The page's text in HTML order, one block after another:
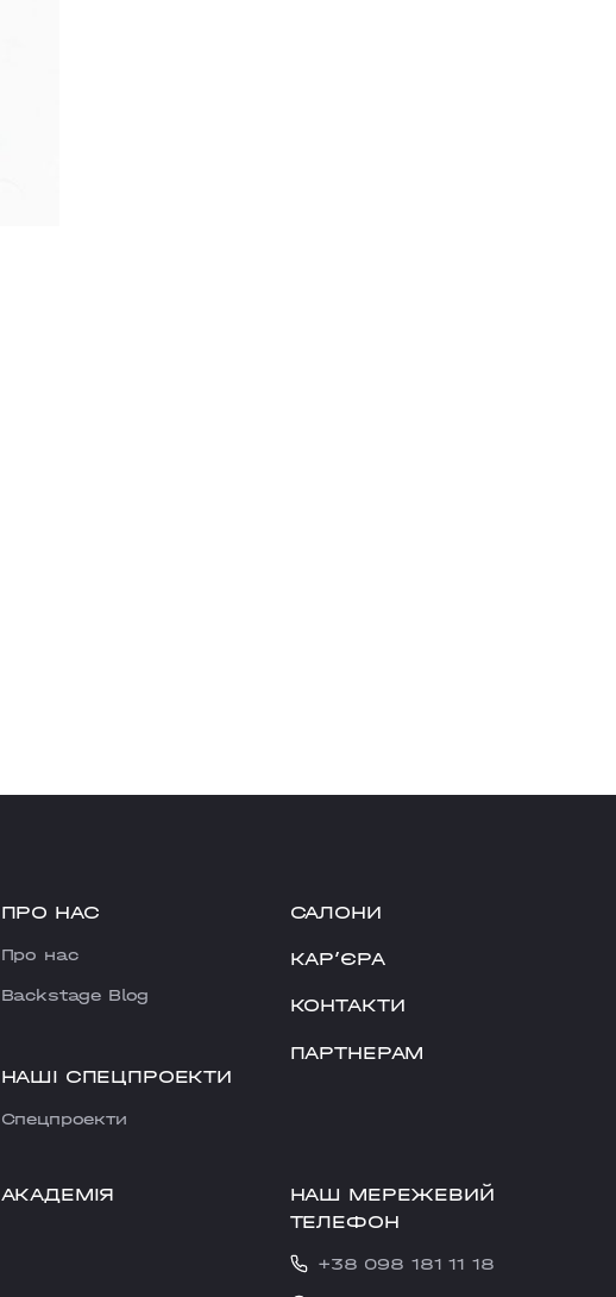
ПРО НАС
Про нас
Backstage Blog
НАШІ СПЕЦПРОЕКТИ
Cпецпроекти
САЛОНИ
КАРʼЄРА
КОНТАКТИ
ПАРТНЕРАМ
АКАДЕМІЯ
НАШ МЕРЕЖЕВИЙ
ТЕЛЕФОН
+38 098 181 11 18